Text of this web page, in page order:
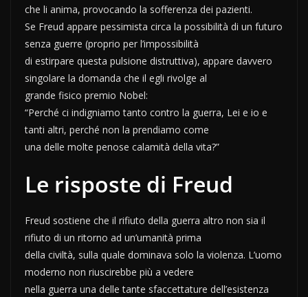
che li anima, provocando la sofferenza dei pazienti.
Se Freud appare pessimista circa la possibilità di un futuro
senza guerre (proprio per l’impossibilità
di estirpare questa pulsione distruttiva), appare davvero
singolare la domanda che il egli rivolge al
grande fisico premio Nobel:
“Perché ci indigniamo tanto contro la guerra, Lei e io e
tanti altri, perché non la prendiamo come
una delle molte penose calamità della vita?”
Le risposte di Freud
Freud sostiene che il rifiuto della guerra altro non sia il
rifiuto di un ritorno ad un’umanità prima
della civiltà, sulla quale dominava solo la violenza. L’uomo
moderno non riuscirebbe più a vedere
nella guerra una delle tante sfaccettature dell’esistenza